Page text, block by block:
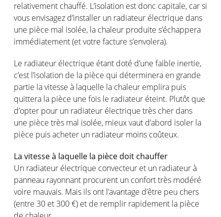
relativement chauffé. L’isolation est donc capitale, car si
vous envisagez d’installer un radiateur électrique dans
une pièce mal isolée, la chaleur produite s’échappera
immédiatement (et votre facture s’envolera).
Le radiateur électrique étant doté d’une faible inertie,
c’est l’isolation de la pièce qui déterminera en grande
partie la vitesse à laquelle la chaleur emplira puis
quittera la pièce une fois le radiateur éteint. Plutôt que
d’opter pour un radiateur électrique très cher dans
une pièce très mal isolée, mieux vaut d’abord isoler la
pièce puis acheter un radiateur moins coûteux.
La vitesse à laquelle la pièce doit chauffer
Un radiateur électrique convecteur et un radiateur à
panneau rayonnant procurent un confort très modéré
voire mauvais. Mais ils ont l’avantage d’être peu chers
(entre 30 et 300 €) et de remplir rapidement la pièce